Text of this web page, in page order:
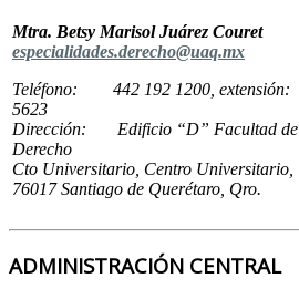
Mtra. Betsy Marisol Juárez Couret
especialidades.derecho@uaq.mx
Teléfono: 442 192 1200, extensión:
5623
Dirección: Edificio “D” Facultad de
Derecho
Cto Universitario, Centro Universitario,
76017 Santiago de Querétaro, Qro.
ADMINISTRACIÓN CENTRAL